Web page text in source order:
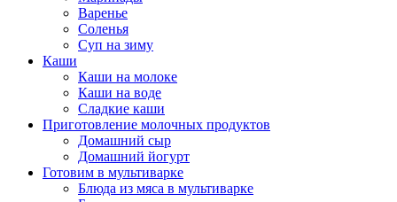
Варенье
Соленья
Суп на зиму
Каши
Каши на молоке
Каши на воде
Сладкие каши
Приготовление молочных продуктов
Домашний сыр
Домашний йогурт
Готовим в мультиварке
Блюда из мяса в мультиварке